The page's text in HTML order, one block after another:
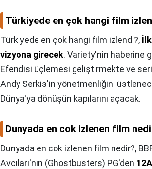
Türkiyede en çok hangi film
Türkiyede en çok hangi film izlendi?,
vizyona girecek. Variety'nin haberine
Efendisi üçlemesi geliştirmekte ve
Andy Serkis'in yönetmenliğini
Dünya'ya dönüşün kapılarını açacak.
Dunyada en cok izlenen film
Dunyada en cok izlenen film nedir?,
Avcıları'nın (Ghostbusters) PG'den 12A